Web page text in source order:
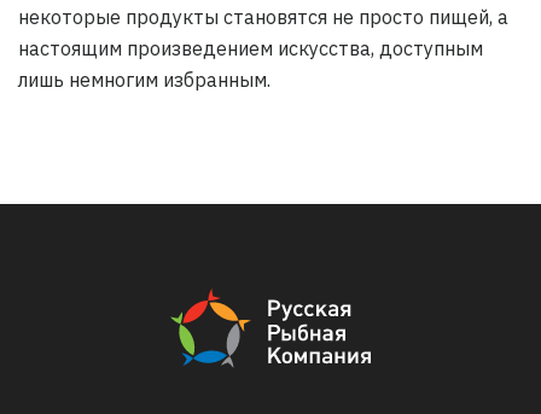
некоторые продукты становятся не просто пищей, а
настоящим произведением искусства, доступным
лишь немногим избранным.